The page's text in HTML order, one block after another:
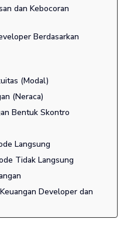
dan Kebocoran
Berdasarkan
(Modal)
(Neraca)
Bentuk Skontro
Langsung
Tidak Langsung
Developer dan